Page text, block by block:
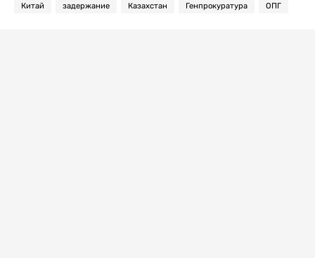
Китай задержание Казахстан Генпрокуратура ОПГ